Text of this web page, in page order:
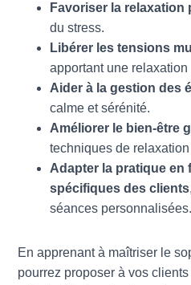
Favoriser la relaxation
du stress.
Libérer les tensions
apportant une relaxation
Aider à la gestion des
calme et sérénité.
Améliorer le bien-être
techniques de
Adapter la pratique
spécifiques des clients
séances personnalisées.
En apprenant à maîtriser le
pourrez proposer à vos